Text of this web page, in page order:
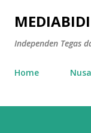
Independen Tegas
Home